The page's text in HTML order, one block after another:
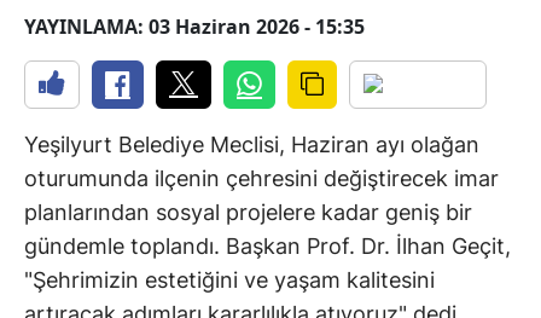
YAYINLAMA: 03 Haziran 2026 - 15:35
Yeşilyurt Belediye Meclisi, Haziran ayı olağan
oturumunda ilçenin çehresini değiştirecek imar
planlarından sosyal projelere kadar geniş bir
gündemle toplandı. Başkan Prof. Dr. İlhan Geçit,
"Şehrimizin estetiğini ve yaşam kalitesini